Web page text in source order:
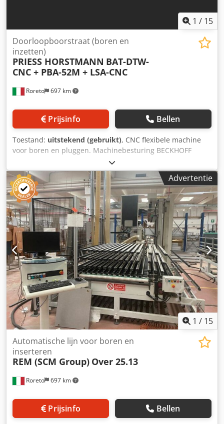
1 / 15
Roreto 697 km
Doorloopboorstraat (boren en
inzetten)
PRIESS HORSTMANN BAT-DTW-
CNC + PBA-52M + LSA-CNC
Prijsinfo Bellen
Toestand: uitstekend (gebruikt), CNC flexibele machine
voor boren en pluggen. Machinebesturing BECKHOFF
Bestaande uit: A) Plaatopslag egel voor voeding Cedpfxem
Uynge Aa Djha B) 1° doorvoer CNC mod. BAT-DTW C) 2°
doorvoer CNC mod. BAT-DTW D) 3° continu CNC mod. BAT-
DTW E) 4° doorvoer CNC mod. BMA-DLS voor boren,
assemblage, lijmindicatie en inbrengen F)
Transporttechniek G) Bufferlijn en RW-feeder mod.
RWA/RWZ-CNC H) Invoer- en draaimechanisme ZWA-1-
CNC I) KORPUSPRESSE mod. KP-3- CNC L)
Transporttechniek/eindmontage
Advertentie
1 / 15
Roreto 697 km
Automatische lijn voor boren en
inserteren
REM (SCM Group) Over 25.13
Prijsinfo Bellen